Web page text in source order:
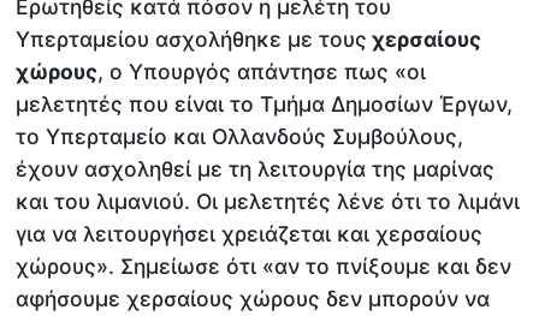
Ερωτηθείς κατά πόσον η μελέτη του
Υπερταμείου ασχολήθηκε με τους χερσαίους
χώρους, ο Υπουργός απάντησε πως «οι
μελετητές που είναι το Τμήμα Δημοσίων Έργων,
το Υπερταμείο και Ολλανδούς Συμβούλους,
έχουν ασχοληθεί με τη λειτουργία της μαρίνας
και του λιμανιού. Οι μελετητές λένε ότι το λιμάνι
για να λειτουργήσει χρειάζεται και χερσαίους
χώρους». Σημείωσε ότι «αν το πνίξουμε και δεν
αφήσουμε χερσαίους χώρους δεν μπορούν να